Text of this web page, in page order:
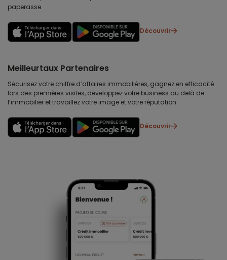
paperasse.
Découvrir
Meilleurtaux Partenaires
Sécurisez votre chiffre d’affaires immobilières, gagnez en efficacité
lors des premières visites, développez votre business au delà de
l’immobilier et travaillez votre image et votre réputation.
Découvrir